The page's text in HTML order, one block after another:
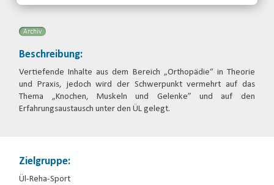
Archiv
Beschreibung:
Vertiefende Inhalte aus dem Bereich „Orthopädie“ in Theorie
und Praxis, jedoch wird der Schwerpunkt vermehrt auf das
Thema „Knochen, Muskeln und Gelenke” und auf den
Erfahrungsaustausch unter den ÜL gelegt.
Zielgruppe:
Ül-Reha-Sport